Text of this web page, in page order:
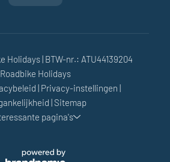
Holidays| BTW-nr.: ATU44139204
Roadbike Holidays
| Privacy-instellingen |
| Sitemap
pagina's